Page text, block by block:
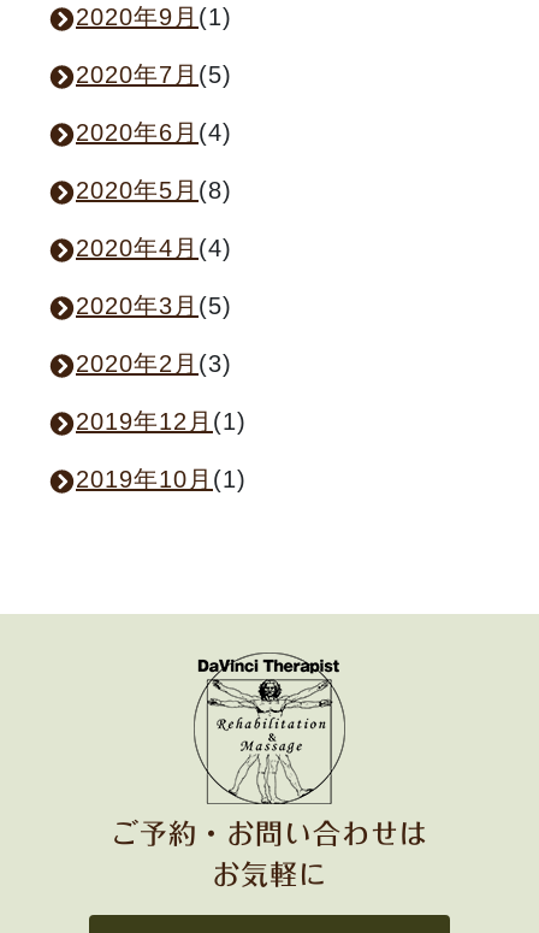
2020年9月 (1)
2020年7月 (5)
2020年6月 (4)
2020年5月 (8)
2020年4月 (4)
2020年3月 (5)
2020年2月 (3)
2019年12月 (1)
2019年10月 (1)
ご予約・お問い合わせは
お気軽に